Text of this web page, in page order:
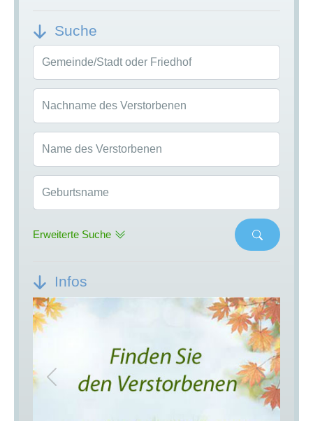
Suche
Gemeinde/Stadt oder Friedhof
Nachname des Verstorbenen
Name des Verstorbenen
Geburtsname
Erweiterte Suche
Infos
Previous Next